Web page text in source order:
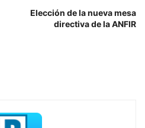
Elección de la nueva mesa
directiva de la ANFIR